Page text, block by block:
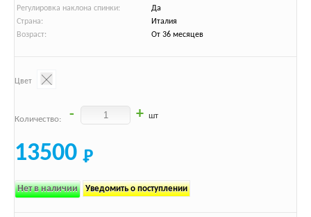
Регулировка наклона спинки:
Да
Страна:
Италия
Возраст:
От 36 месяцев
Цвет
Количество: - + шт
13500
Нет в наличии Уведомить о поступлении